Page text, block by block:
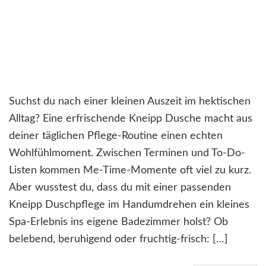
Suchst du nach einer kleinen Auszeit im hektischen
Alltag? Eine erfrischende Kneipp Dusche macht aus
deiner täglichen Pflege-Routine einen echten
Wohlfühlmoment. Zwischen Terminen und To-Do-
Listen kommen Me-Time-Momente oft viel zu kurz.
Aber wusstest du, dass du mit einer passenden
Kneipp Duschpflege im Handumdrehen ein kleines
Spa-Erlebnis ins eigene Badezimmer holst? Ob
belebend, beruhigend oder fruchtig-frisch: […]